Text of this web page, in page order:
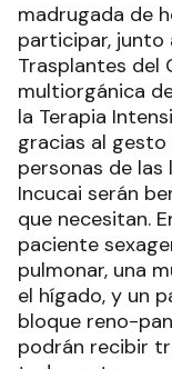
madrugada de
participar, junto
Trasplantes del
multiorgánica
la Terapia
gracias al gesto
personas de las
Incucai serán
que necesitan.
paciente
pulmonar, una
el hígado, y un
bloque reno-
podrán recibir